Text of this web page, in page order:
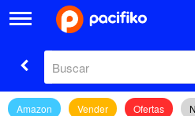
Amazon Vender Ofertas